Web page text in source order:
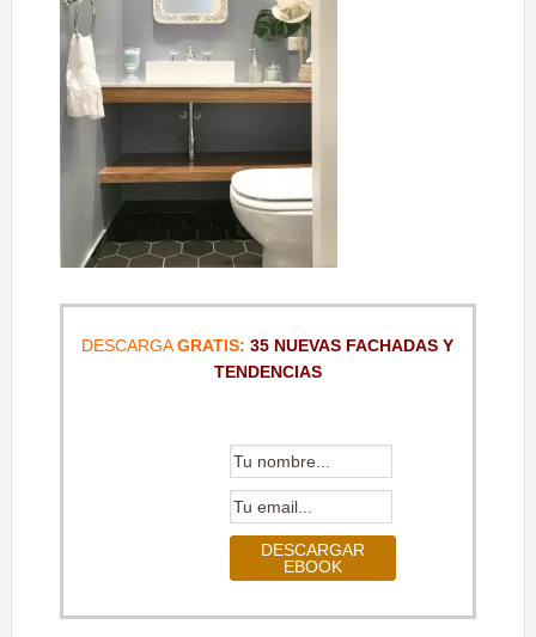
DESCARGAGRATIS: 35 NUEVAS FACHADAS Y
TENDENCIAS